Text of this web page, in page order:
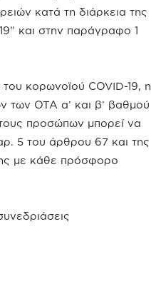
κατά τη διάρκεια της
και στην παράγραφο 1
κορωνοϊού COVID-19, η
ΟΤΑ α’ και β’ βαθμού
προσώπων μπορεί να
5 του άρθρου 67 και της
με κάθε πρόσφορο